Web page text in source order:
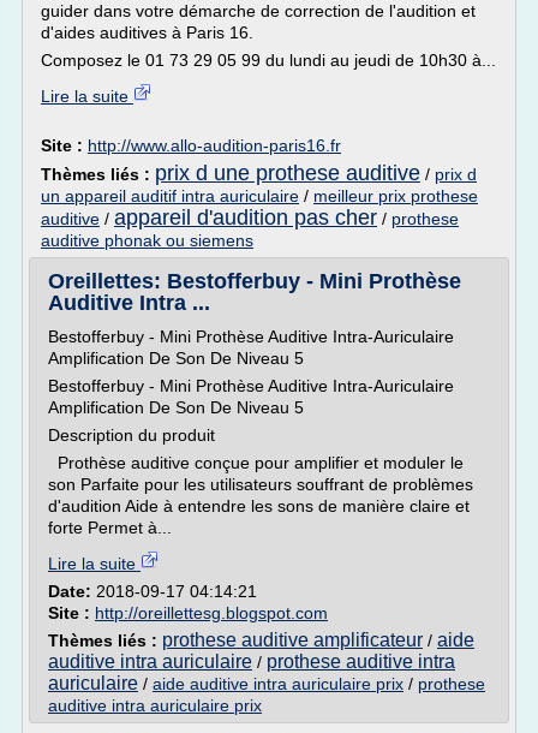
guider dans votre démarche de correction de l'audition et
d'aides auditives à Paris 16.
Composez le 01 73 29 05 99 du lundi au jeudi de 10h30 à...
Lire la suite
Site : http://www.allo-audition-paris16.fr
Thèmes liés : prix d une prothese auditive / prix d
un appareil auditif intra auriculaire / meilleur prix prothese
auditive / appareil d'audition pas cher / prothese
auditive phonak ou siemens
Oreillettes: Bestofferbuy - Mini Prothèse
Auditive Intra ...
Bestofferbuy - Mini Prothèse Auditive Intra-Auriculaire
Amplification De Son De Niveau 5
Bestofferbuy - Mini Prothèse Auditive Intra-Auriculaire
Amplification De Son De Niveau 5
Description du produit
Prothèse auditive conçue pour amplifier et moduler le
son Parfaite pour les utilisateurs souffrant de problèmes
d'audition Aide à entendre les sons de manière claire et
forte Permet à...
Lire la suite
Date: 2018-09-17 04:14:21
Site : http://oreillettesg.blogspot.com
Thèmes liés : prothese auditive amplificateur / aide
auditive intra auriculaire / prothese auditive intra
auriculaire / aide auditive intra auriculaire prix / prothese
auditive intra auriculaire prix